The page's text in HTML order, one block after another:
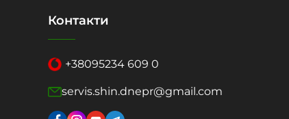
Контакти
+38095234 609 0
servis.shin.dnepr@gmail.com